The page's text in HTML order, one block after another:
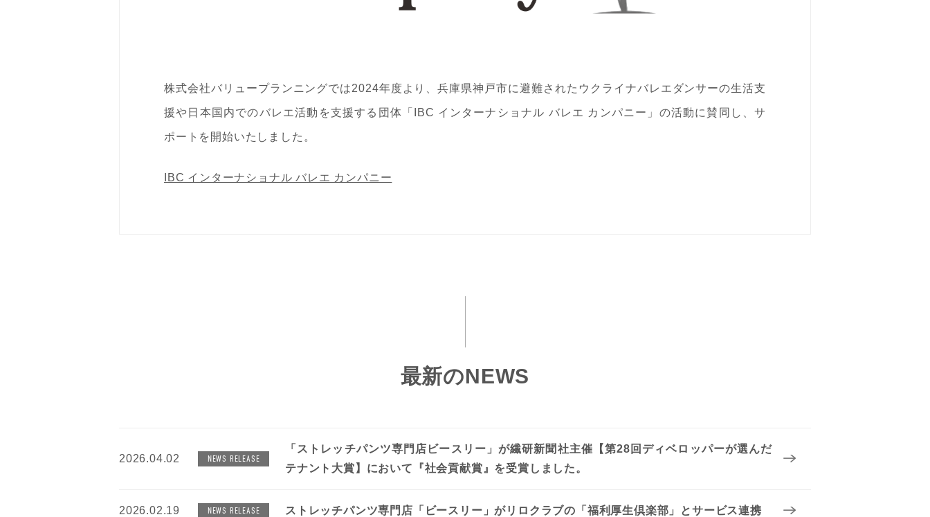
株式会社バリュープランニングでは2024年度より、兵庫県神戸市に避難されたウクライナバレエダンサーの生活支
援や日本国内でのバレエ活動を支援する団体「IBC インターナショナル バレエ カンパニー」の活動に賛同し、サ
ポートを開始いたしました。
IBC インターナショナル バレエ カンパニー
最新のNEWS
2026.04.02 NEWS RELEASE
「ストレッチパンツ専門店ビースリー」が繊研新聞社主催【第28回ディベロッパーが選んだ
テナント大賞】において『社会貢献賞』を受賞しました。
2026.02.19 NEWS RELEASE ストレッチパンツ専門店「ビースリー」がリロクラブの「福利厚生倶楽部」とサービス連携